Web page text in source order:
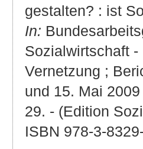
gestalten? : ist
In:
Sozialwirtschaft
Vernetzung ;
und 15. Mai
29. - (Edition
ISBN 978-3-